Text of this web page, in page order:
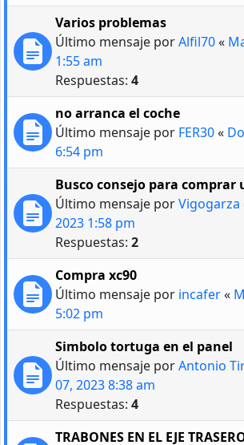
Varios problemas
Último mensaje porAlfil70«
1:55 am
Respuestas: 4
no arranca el coche
Último mensaje por FER30«
6:54 pm
Busco consejo para comprar
Último mensaje porVigogarza
2023 1:58 pm
Respuestas: 2
Compra xc90
Último mensaje por incafer«
5:02 pm
Simbolo tortuga en el panel
Último mensaje porAntonio
07, 2023 8:38 am
Respuestas: 4
TRABONES EN EL EJE